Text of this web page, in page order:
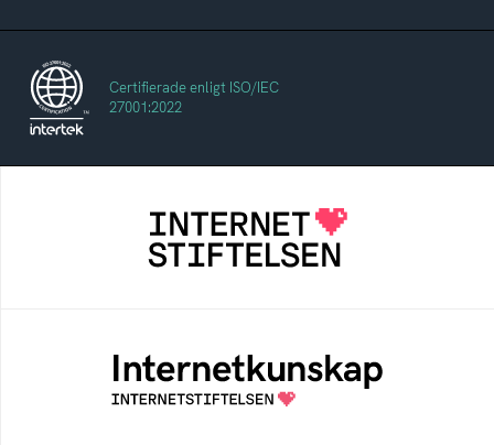
Certifierade enligt ISO/IEC
27001:2022
Internetstiftelsen verkar för ett internet som
bidrar positivt till människan och samhället
Samlad kunskap som hjälper dig att bli en
säker och medveten internetanvändare